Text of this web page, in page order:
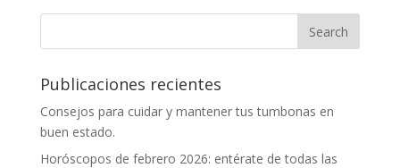
Publicaciones recientes
Consejos para cuidar y mantener tus tumbonas en
buen estado.
Horóscopos de febrero 2026: entérate de todas las